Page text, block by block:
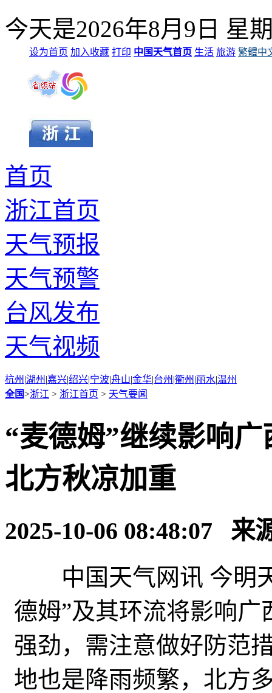
今天是2026年8月9日 星
设为首页 加入收藏 打印 中国天气首页 生活 旅游 繁體中
首页
浙江首页
天气预报
天气预警
台风发布
天气视频
杭州 |湖州 |嘉兴|绍兴|宁波|舟山|金华|台州 |衢州 |丽水|温州
全国>浙江 > 浙江首页 > 天气要闻
“麦德姆”继续影响
北方秋凉加重
2025-10-06 08:48:07 来
中国天气网讯 今明天
德姆”及其环流将影响
强劲，需注意做好防范
地也是降雨频繁，北方